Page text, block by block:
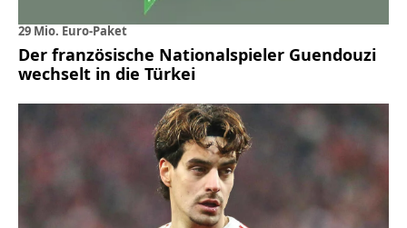
29 Mio. Euro-Paket
Der französische Nationalspieler Guendouzi
wechselt in die Türkei